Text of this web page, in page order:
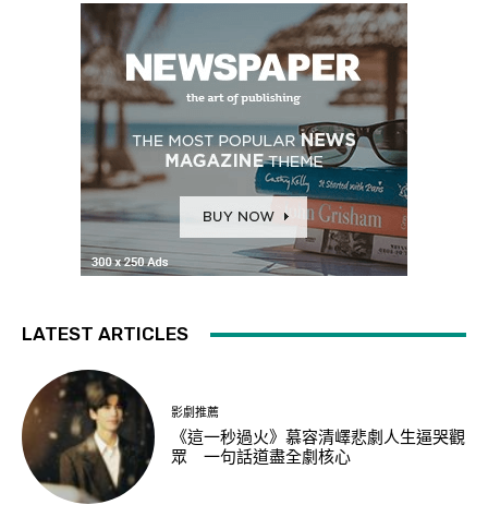
LATEST ARTICLES
影劇推薦
《這一秒過火》慕容清嶧悲劇人生逼哭觀
眾 一句話道盡全劇核心